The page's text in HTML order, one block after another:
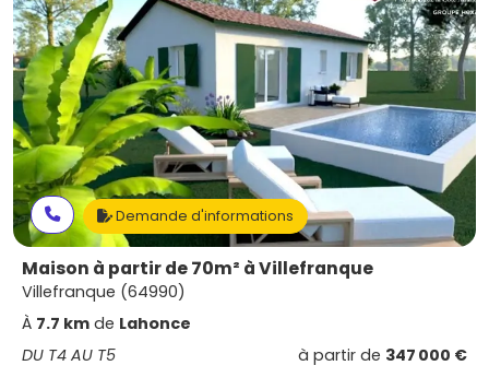
Demande d'informations
Maison à partir de 70m² à Villefranque
Villefranque (64990)
À 7.7 km de Lahonce
DU T4 AU T5
à partir de 347 000 €